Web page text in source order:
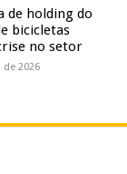
de holding do
bicicletas
no setor
de 2026